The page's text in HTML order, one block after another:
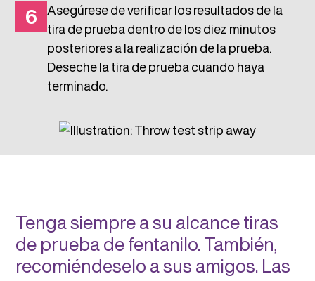
6 Asegúrese de verificar los resultados de la
tira de prueba dentro de los diez minutos
posteriores a la realización de la prueba.
Deseche la tira de prueba cuando haya
terminado.
Tenga siempre a su alcance tiras
de prueba de fentanilo. También,
recomiéndeselo a sus amigos. Las